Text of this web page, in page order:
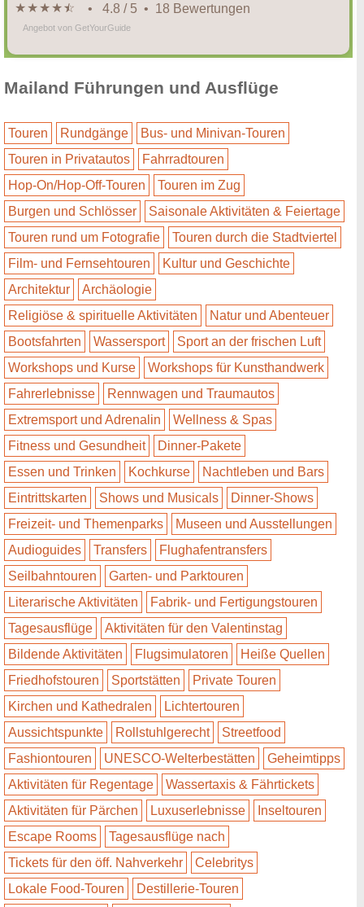
★★★★★
☆ • 4.8 / 5 • 18 Bewertungen
Angebot von GetYourGuide
Mailand Führungen und Ausflüge
Touren Rundgänge
Bus- und Minivan-Touren
Touren in Privatautos
Fahrradtouren
Hop-On/Hop-Off-Touren
Touren im Zug
Burgen und Schlösser
Saisonale Aktivitäten & Feiertage
Touren rund um Fotografie
Touren durch die Stadtviertel
Film- und Fernsehtouren
Kultur und Geschichte
Architektur
Archäologie
Religiöse & spirituelle Aktivitäten
Natur und Abenteuer
Bootsfahrten
Wassersport
Sport an der frischen Luft
Workshops und Kurse
Workshops für Kunsthandwerk
Fahrerlebnisse
Rennwagen und Traumautos
Extremsport und Adrenalin
Wellness & Spas
Fitness und Gesundheit
Dinner-Pakete
Essen und Trinken
Kochkurse
Nachtleben und Bars
Eintrittskarten
Shows und Musicals
Dinner-Shows
Freizeit- und Themenparks
Museen und Ausstellungen
Audioguides
Transfers
Flughafentransfers
Seilbahntouren
Garten- und Parktouren
Literarische Aktivitäten
Fabrik- und Fertigungstouren
Tagesausflüge
Aktivitäten für den Valentinstag
Bildende Aktivitäten
Flugsimulatoren
Heiße Quellen
Friedhofstouren
Sportstätten
Private Touren
Kirchen und Kathedralen
Lichtertouren
Aussichtspunkte
Rollstuhlgerecht
Streetfood
Fashiontouren
UNESCO-Welterbestätten
Geheimtipps
Aktivitäten für Regentage
Wassertaxis & Fährtickets
Aktivitäten für Pärchen
Luxuserlebnisse
Inseltouren
Escape Rooms
Tagesausflüge nach
Tickets für den öff. Nahverkehr
Celebritys
Lokale Food-Touren
Destillerie-Touren